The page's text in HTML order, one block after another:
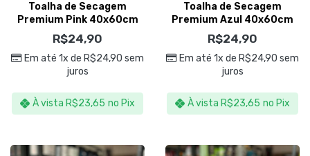
Toalha de Secagem
Premium Pink 40x60cm
435gsm – Lincoln
R$24,90
Em até 1x de R$24,90 sem
juros
À vista R$23,65 no Pix
Toalha de Secagem
Premium Azul 40x60cm
435gsm – Lincoln
R$24,90
Em até 1x de R$24,90 sem
juros
À vista R$23,65 no Pix